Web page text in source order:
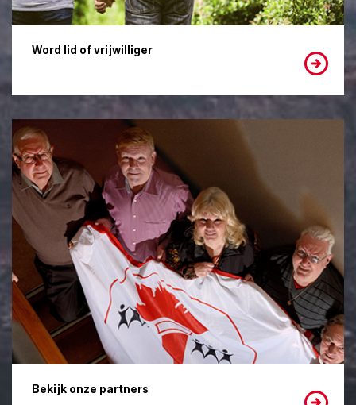
Word lid of vrijwilliger
Bekijk onze partners